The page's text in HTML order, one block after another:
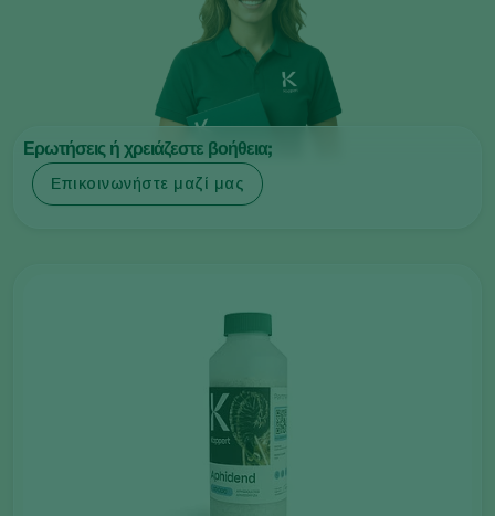
Ερωτήσεις ή χρειάζεστε βοήθεια;
Επικοινωνήστε μαζί μας